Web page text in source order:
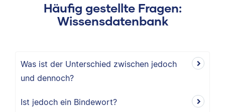
Häufig gestellte Fragen:
Wissensdatenbank
Was ist der Unterschied zwischen jedoch
und dennoch?
Ist jedoch ein Bindewort?